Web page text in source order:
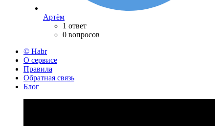
Артём
1 ответ
0 вопросов
© Habr
О сервисе
Правила
Обратная связь
Блог